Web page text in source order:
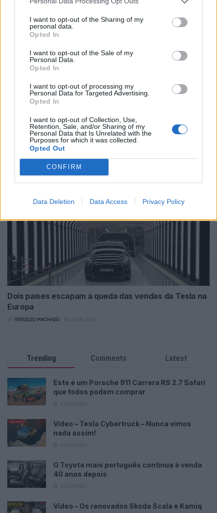
I want to opt-out of the Sharing of my
personal data.
Opted In
I want to opt-out of the Sale of my
Personal Data.
Opted In
I want to opt-out of processing my
Personal Data for Targeted Advertising.
Opted In
I want to opt-out of Collection, Use,
Retention, Sale, and/or Sharing of my
Personal Data that Is Unrelated with the
Purposes for which it was collected.
Opted Out
CONFIRM
Data Deletion Data Access Privacy Policy
Nova lei francesa pode mudar tudo para jovens ao
volante
VIRGILIO MACHADO 05/08/2026
Dois países escapam à queda das vendas da Tesla na
Europa
VIRGILIO MACHADO
Trending Comments Latest
Este é um Porsche 911 Carrera RS 2.7 Safari
que todos podem comprar
Vídeo – Tesla Cybertruck – Nunca vimos
nada assim!
O Toyota mais português continua à venda
40 anos depois
Vídeo – Os renovados Skoda Scala e Kamiq